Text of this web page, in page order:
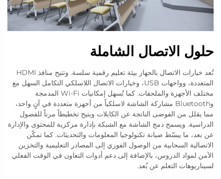
حلول الاتصال الشاملة
تُعد خيارات الاتصال بالجهاز بيئة تعليم رقمية سلسة. وتتيح منافذ HDMI
المتعددة، وواجهات USB، وخيارات الاتصال اللاسلكي التكامل السهل مع
مختلف الأجهزة والملحقات. كما تُسهل إمكانيات Wi-Fi المدمجة
وBluetooth مشاركة الشاشة لاسلكياً من أجهزة متعددة في آنٍ واحد،
مما يقلل من الفوضى الناتجة عن الكابلات ويتيح تخطيطاً مرناً للفصول
الدراسية. ويسمح دمج الشاشة مع الشبكة بإدارة مركزية للمحتوى والإدارة
عن بعد، ما يبسّط صيانة تكنولوجيا المعلومات والتحديثات. كما تمكّن
الاتصالية السحابية من الوصول الفوري إلى المصادر التعليمية والتخزين
الآمن لمواد الدروس، بالإضافة إلى دعم أدوات التعاون في الوقت الفعلي
لسيناريوهات التعلم عن بُعد.